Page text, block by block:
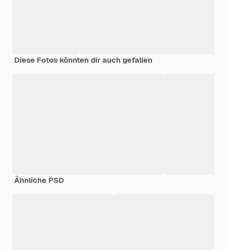
Diese Fotos könnten dir auch gefallen
Ähnliche PSD